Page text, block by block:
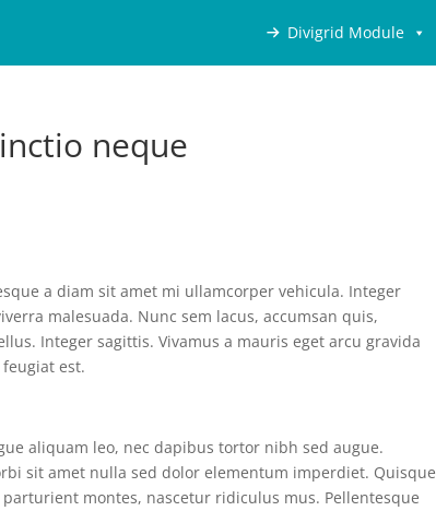
Divigrid Module
neque
a diam sit amet mi ullamcorper vehicula. Integer
malesuada. Nunc sem lacus, accumsan quis,
Integer sagittis. Vivamus a mauris eget arcu gravida
est.
aliquam leo, nec dapibus tortor nibh sed augue.
sit amet nulla sed dolor elementum imperdiet. Quisque
montes, nascetur ridiculus mus. Pellentesque